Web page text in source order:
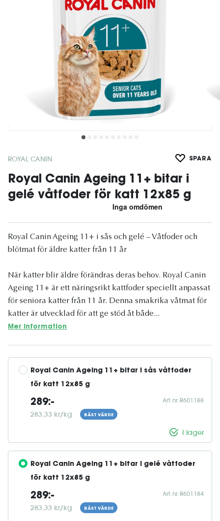
ROYAL CANIN SPARA
Royal Canin Ageing 11+ bitar i
gelé våtfoder för katt 12x85 g
Royal Canin Ageing 11+ i sås och gelé – Våtfoder och
blötmat för äldre katter från 11 år
När katter blir äldre förändras deras behov. Royal Canin
Ageing 11+ är ett näringsrikt kattfoder speciellt anpassat
för seniora katter från 11 år. Denna smakrika våtmat för
katter är utvecklad för att ge stöd åt både...
Mer information
Royal Canin Ageing 11+ bitar i sås våtfoder
för katt 12x85 g
289:-
283,33 kr/kg BÄST VÄRDE
Art. nr. R601188
I lager
Royal Canin Ageing 11+ bitar i gelé våtfoder
för katt 12x85 g
289:-
283,33 kr/kg BÄST VÄRDE
Art. nr. R601184